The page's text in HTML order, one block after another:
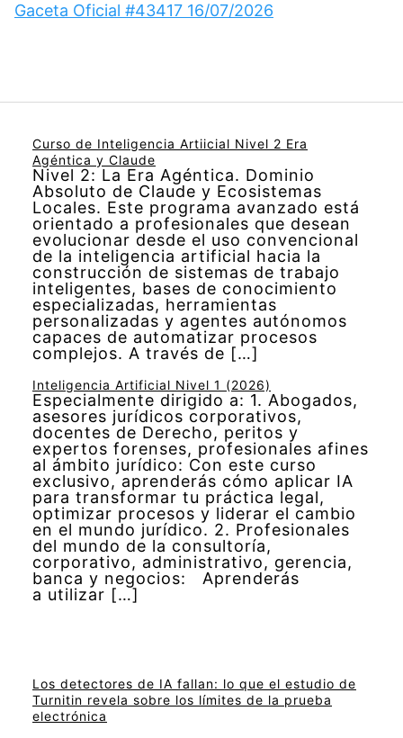
Gaceta Oficial #43417 16/07/2026
Curso de Inteligencia Artiicial Nivel 2 Era
Agéntica y Claude
Nivel 2: La Era Agéntica. Dominio
Absoluto de Claude y Ecosistemas
Locales. Este programa avanzado está
orientado a profesionales que desean
evolucionar desde el uso convencional
de la inteligencia artificial hacia la
construcción de sistemas de trabajo
inteligentes, bases de conocimiento
especializadas, herramientas
personalizadas y agentes autónomos
capaces de automatizar procesos
complejos. A través de […]
Inteligencia Artificial Nivel 1 (2026)
Especialmente dirigido a: 1. Abogados,
asesores jurídicos corporativos,
docentes de Derecho, peritos y
expertos forenses, profesionales afines
al ámbito jurídico: Con este curso
exclusivo, aprenderás cómo aplicar IA
para transformar tu práctica legal,
optimizar procesos y liderar el cambio
en el mundo jurídico. 2. Profesionales
del mundo de la consultoría,
corporativo, administrativo, gerencia,
banca y negocios: Aprenderás
a utilizar […]
Los detectores de IA fallan: lo que el estudio de
Turnitin revela sobre los límites de la prueba
electrónica